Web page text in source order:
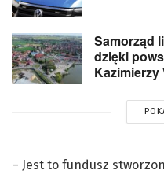
Samorząd
dzięki
Kazimierzy
– Jest to fundusz